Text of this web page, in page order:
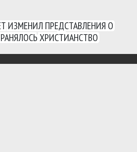
ИЗМЕНИЛ ПРЕДСТАВЛЕНИЯ О
ХРИСТИАНСТВО